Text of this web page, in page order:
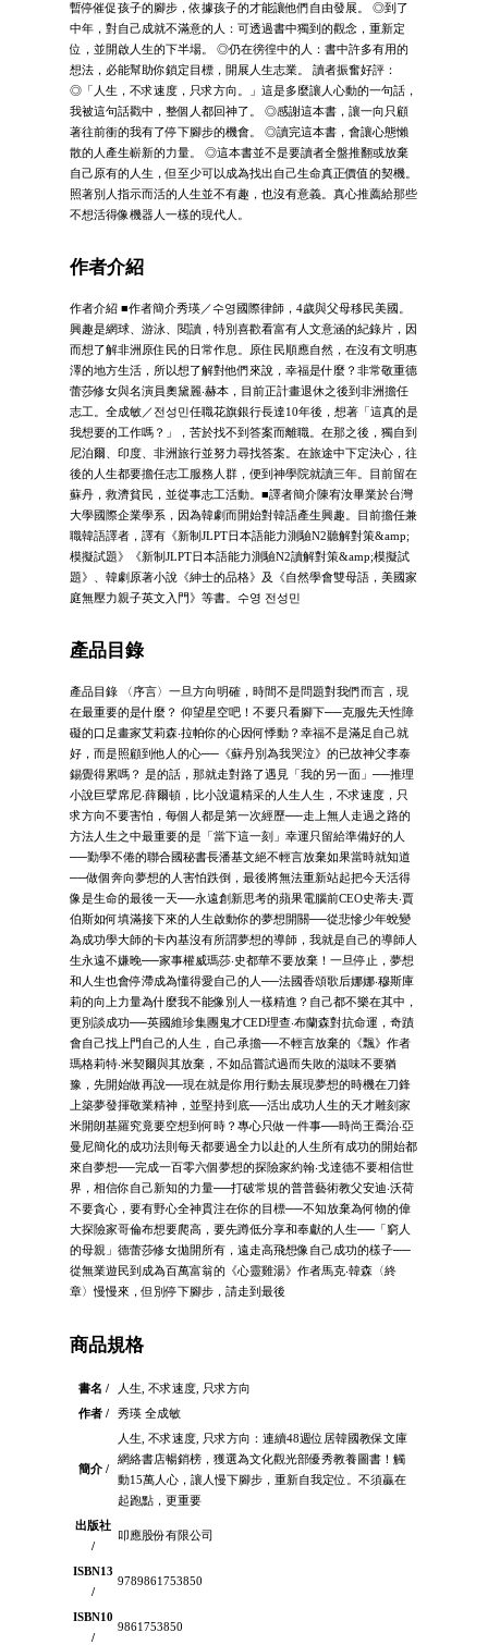
暫停催促孩子的腳步，依據孩子的才能讓他們自由發展。 ◎到了
中年，對自己成就不滿意的人：可透過書中獨到的觀念，重新定
位，並開啟人生的下半場。 ◎仍在徬徨中的人：書中許多有用的
想法，必能幫助你鎖定目標，開展人生志業。 讀者振奮好評：
◎「人生，不求速度，只求方向。」這是多麼讓人心動的一句話，
我被這句話戳中，整個人都回神了。 ◎感謝這本書，讓一向只顧
著往前衝的我有了停下腳步的機會。 ◎讀完這本書，會讓心態懶
散的人產生嶄新的力量。 ◎這本書並不是要讀者全盤推翻或放棄
自己原有的人生，但至少可以成為找出自己生命真正價值的契機。
照著別人指示而活的人生並不有趣，也沒有意義。真心推薦給那些
不想活得像機器人一樣的現代人。
作者介紹
作者介紹 ■作者簡介秀瑛／수영國際律師，4歲與父母移民美國。
興趣是網球、游泳、閱讀，特別喜歡看富有人文意涵的紀錄片，因
而想了解非洲原住民的日常作息。原住民順應自然，在沒有文明惠
澤的地方生活，所以想了解對他們來說，幸福是什麼？非常敬重德
蕾莎修女與名演員奧黛麗‧赫本，目前正計畫退休之後到非洲擔任
志工。全成敏／전성민任職花旗銀行長達10年後，想著「這真的是
我想要的工作嗎？」，苦於找不到答案而離職。在那之後，獨自到
尼泊爾、印度、非洲旅行並努力尋找答案。在旅途中下定決心，往
後的人生都要擔任志工服務人群，便到神學院就讀三年。目前留在
蘇丹，救濟貧民，並從事志工活動。■譯者簡介陳宥汝畢業於台灣
大學國際企業學系，因為韓劇而開始對韓語產生興趣。目前擔任兼
職韓語譯者，譯有《新制JLPT日本語能力測驗N2聽解對策&amp;
模擬試題》《新制JLPT日本語能力測驗N2讀解對策&amp;模擬試
題》、韓劇原著小說《紳士的品格》及《自然學會雙母語，美國家
庭無壓力親子英文入門》等書。수영 전성민
產品目錄
產品目錄 〈序言〉一旦方向明確，時間不是問題對我們而言，現
在最重要的是什麼？ 仰望星空吧！不要只看腳下──克服先天性障
礙的口足畫家艾莉森‧拉帕你的心因何悸動？幸福不是滿足自己就
好，而是照顧到他人的心──《蘇丹別為我哭泣》的已故神父李泰
錫覺得累嗎？ 是的話，那就走對路了遇見「我的另一面」──推理
小說巨擘席尼‧薛爾頓，比小說還精采的人生人生，不求速度，只
求方向不要害怕，每個人都是第一次經歷──走上無人走過之路的
方法人生之中最重要的是「當下這一刻」幸運只留給準備好的人
──勤學不倦的聯合國秘書長潘基文絕不輕言放棄如果當時就知道
──做個奔向夢想的人害怕跌倒，最後將無法重新站起把今天活得
像是生命的最後一天──永遠創新思考的蘋果電腦前CEO史蒂夫‧賈
伯斯如何填滿接下來的人生啟動你的夢想開關──從悲慘少年蛻變
為成功學大師的卡內基沒有所謂夢想的導師，我就是自己的導師人
生永遠不嫌晚──家事權威瑪莎‧史都華不要放棄！一旦停止，夢想
和人生也會停滯成為懂得愛自己的人──法國香頌歌后娜娜‧穆斯庫
莉的向上力量為什麼我不能像別人一樣精進？自己都不樂在其中，
更別談成功──英國維珍集團鬼才CED理查‧布蘭森對抗命運，奇蹟
會自己找上門自己的人生，自己承擔──不輕言放棄的《飄》作者
瑪格莉特‧米契爾與其放棄，不如品嘗試過而失敗的滋味不要猶
豫，先開始做再說──現在就是你用行動去展現夢想的時機在刀鋒
上築夢發揮敬業精神，並堅持到底──活出成功人生的天才雕刻家
米開朗基羅究竟要空想到何時？專心只做一件事──時尚王喬治‧亞
曼尼簡化的成功法則每天都要過全力以赴的人生所有成功的開始都
來自夢想──完成一百零六個夢想的探險家約翰‧戈達德不要相信世
界，相信你自己新知的力量──打破常規的普普藝術教父安迪‧沃荷
不要貪心，要有野心全神貫注在你的目標──不知放棄為何物的偉
大探險家哥倫布想要爬高，要先蹲低分享和奉獻的人生──「窮人
的母親」德蕾莎修女拋開所有，遠走高飛想像自己成功的樣子──
從無業遊民到成為百萬富翁的《心靈雞湯》作者馬克‧韓森〈終
章〉慢慢來，但別停下腳步，請走到最後
商品規格
書名 /
人生, 不求速度, 只求方向
作者 /
秀瑛 全成敏
簡介 /
人生, 不求速度, 只求方向：連續48週位居韓國教保文庫
網絡書店暢銷榜，獲選為文化觀光部優秀教養圖書！觸
動15萬人心，讓人慢下腳步，重新自我定位。不須贏在
起跑點，更重要
出版社
/
叩應股份有限公司
ISBN13
/
9789861753850
ISBN10
/
9861753850